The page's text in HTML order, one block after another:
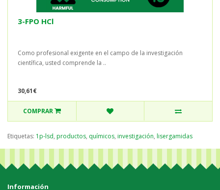
3-FPO HCl
Como profesional exigente en el campo de la investigación
científica, usted comprende la ..
30,61€
COMPRAR
Etiquetas: 1p-lsd, productos, químicos, investigación, lisergamidas
Información